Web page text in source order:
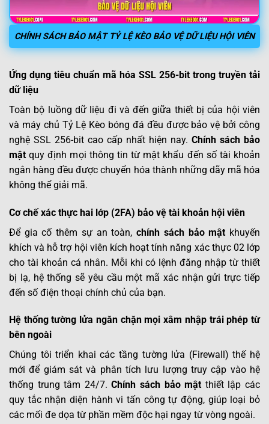
CHÍNH SÁCH BẢO MẬT TỶ LỆ KÈO BẢO VỆ DỮ LIỆU HỘI VIÊN
Ứng dụng tiêu chuẩn mã hóa SSL 256-bit trong truyền tải
dữ liệu
Toàn bộ luồng dữ liệu đi và đến giữa thiết bị của hội viên
và máy chủ Tỷ Lệ Kèo bóng đá đều được bảo vệ bởi công
nghệ SSL 256-bit cao cấp nhất hiện nay. Chính sách bảo
mật quy định mọi thông tin từ mật khẩu đến số tài khoản
ngân hàng đều được chuyển hóa thành những dãy mã hóa
không thể giải mã.
Cơ chế xác thực hai lớp (2FA) bảo vệ tài khoản hội viên
Để gia cố thêm sự an toàn,chính sách bảo mật khuyến
khích và hỗ trợ hội viên kích hoạt tính năng xác thực 02 lớp
cho tài khoản cá nhân. Mỗi khi có lệnh đăng nhập từ thiết
bị lạ, hệ thống sẽ yêu cầu một mã xác nhận gửi trực tiếp
đến số điện thoại chính chủ của bạn.
Hệ thống tường lửa ngăn chặn mọi xâm nhập trái phép từ
bên ngoài
Chúng tôi triển khai các tầng tường lửa (Firewall) thế hệ
mới để giám sát và phân tích lưu lượng truy cập vào hệ
thống trung tâm 24/7.Chính sách bảo mật thiết lập các
quy tắc nhận diện hành vi tấn công tự động, giúp loại bỏ
các mối đe dọa từ phần mềm độc hại ngay từ vòng ngoài.